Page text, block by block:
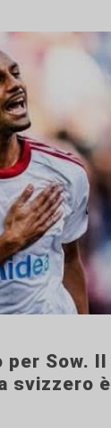
Sow. Il
svizzero è